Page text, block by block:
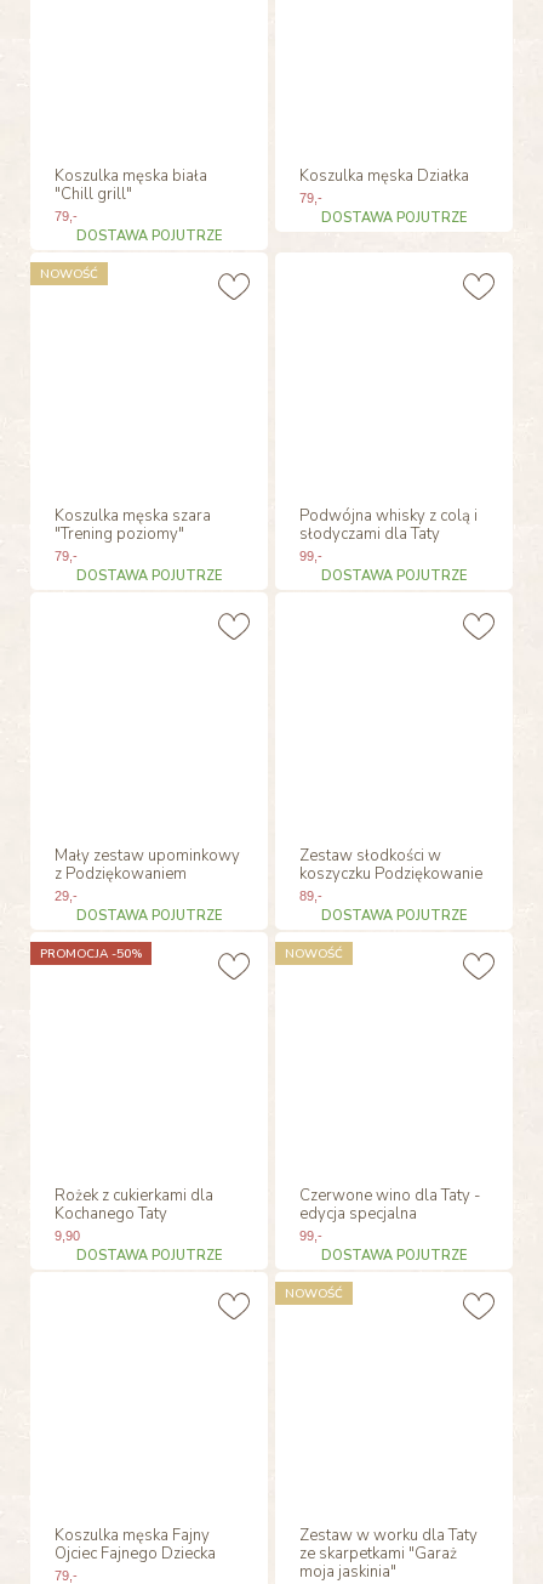
Koszulka męska biała
"Chill grill"
79,-
DOSTAWA POJUTRZE
Koszulka męska Działka
79 ,-
DOSTAWA POJUTRZE
Koszulka męska szara
"Trening poziomy"
79,-
DOSTAWA POJUTRZE
NOWOŚĆ
Podwójna whisky z colą i
słodyczami dla Taty
99 ,-
DOSTAWA POJUTRZE
Mały zestaw upominkowy
z Podziękowaniem
29,-
DOSTAWA POJUTRZE
Zestaw słodkości w
koszyczku Podziękowanie
89 ,-
DOSTAWA POJUTRZE
Rożek z cukierkami dla
Kochanego Taty
9,90
DOSTAWA POJUTRZE
PROMOCJA -50%
Czerwone wino dla Taty -
edycja specjalna
99 ,-
DOSTAWA POJUTRZE
NOWOŚĆ
Koszulka męska Fajny
Ojciec Fajnego Dziecka
79,-
Zestaw w worku dla Taty
ze skarpetkami "Garaż
moja jaskinia"
NOWOŚĆ